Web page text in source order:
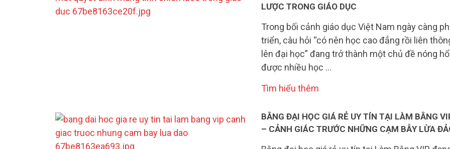
LƯỢC TRONG GIÁO DỤC
Trong bối cảnh giáo dục Việt Nam ngày càng
triển, câu hỏi “có nên học cao đẳng rồi liên
lên đại học” đang trở thành một chủ đề nóng
được nhiều học …
Tìm hiểu thêm
BẰNG ĐẠI HỌC GIÁ RẺ UY TÍN TẠI LÀM BẰNG
– CẢNH GIÁC TRƯỚC NHỮNG CẠM BẪY LỪA